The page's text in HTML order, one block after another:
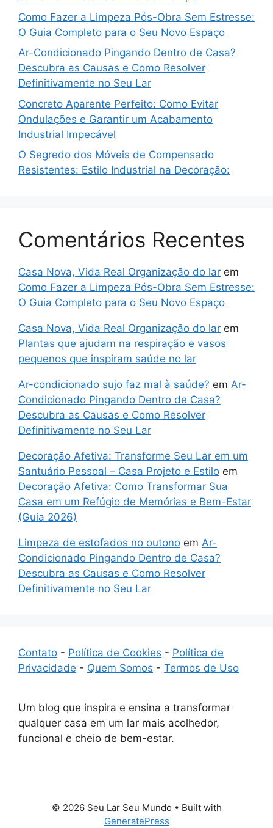
Como Fazer a Limpeza Pós-Obra Sem Estresse:
O Guia Completo para o Seu Novo Espaço
Ar-Condicionado Pingando Dentro de Casa?
Descubra as Causas e Como Resolver
Definitivamente no Seu Lar
Concreto Aparente Perfeito: Como Evitar
Ondulações e Garantir um Acabamento
Industrial Impecável
O Segredo dos Móveis de Compensado
Resistentes: Estilo Industrial na Decoração:
Comentários Recentes
Casa Nova, Vida Real Organização do lar em
Como Fazer a Limpeza Pós-Obra Sem Estresse:
O Guia Completo para o Seu Novo Espaço
Casa Nova, Vida Real Organização do lar em
Plantas que ajudam na respiração e vasos
pequenos que inspiram saúde no lar
Ar-condicionado sujo faz mal à saúde? em Ar-
Condicionado Pingando Dentro de Casa?
Descubra as Causas e Como Resolver
Definitivamente no Seu Lar
Decoração Afetiva: Transforme Seu Lar em um
Santuário Pessoal – Casa Projeto e Estilo em
Decoração Afetiva: Como Transformar Sua
Casa em um Refúgio de Memórias e Bem-Estar
(Guia 2026)
Limpeza de estofados no outono em Ar-
Condicionado Pingando Dentro de Casa?
Descubra as Causas e Como Resolver
Definitivamente no Seu Lar
Contato - Política de Cookies - Política de
Privacidade - Quem Somos - Termos de Uso
Um blog que inspira e ensina a transformar
qualquer casa em um lar mais acolhedor,
funcional e cheio de bem-estar.
© 2026 Seu Lar Seu Mundo • Built with
GeneratePress